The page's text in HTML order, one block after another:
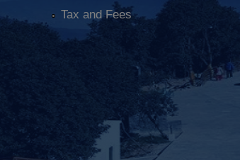
Tax and Fees